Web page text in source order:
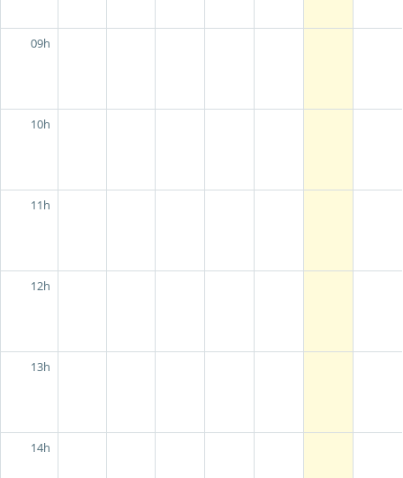
09h
10h
11h
12h
13h
14h